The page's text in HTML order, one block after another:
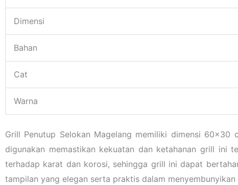
Dimensi
Bahan
Cat
Warna
Grill Penutup Selokan Magelang memiliki dimensi
digunakan memastikan kekuatan dan ketahanan grill ini
terhadap karat dan korosi, sehingga grill ini dapat
tampilan yang elegan serta praktis dalam